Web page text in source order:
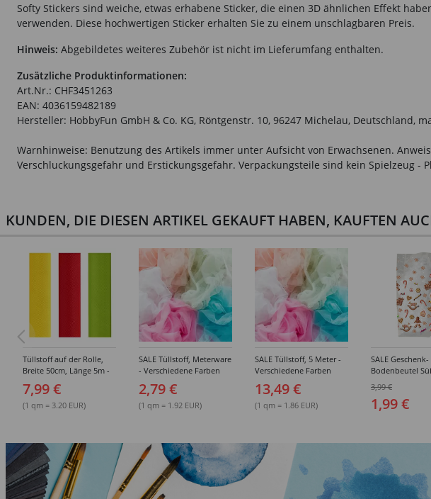
Softy Stickers sind weiche, etwas erhabene Sticker, die einen 3D ähnlichen Effekt
verwenden. Diese hochwertigen Sticker erhalten Sie zu einem unschlagbaren Preis.
Hinweis: Abgebildetes weiteres Zubehör ist nicht im Lieferumfang enthalten.
Zusätzliche Produktinformationen:
Art.Nr.: CHF3451263
EAN: 4036159482189
Hersteller: HobbyFun GmbH & Co. KG, Röntgenstr. 10, 96247 Michelau, Deutschland,
Warnhinweise: Benutzung des Artikels immer unter Aufsicht von Erwachsenen.
Verschluckungsgefahr und Erstickungsgefahr. Verpackungsteile sind kein Spielzeug -
KUNDEN, DIE DIESEN ARTIKEL GEKAUFT HABEN, KAUFTEN
Tüllstoff auf der Rolle,
Breite 50cm, Länge 5m -
7,99 €
(1 qm = 3.20 EUR)
SALE Tüllstoff, Meterware
- Verschiedene Farben
2,79 €
(1 qm = 1.92 EUR)
SALE Tüllstoff, 5 Meter -
Verschiedene Farben
13,49 €
(1 qm = 1.86 EUR)
SALE Geschenk-
Bodenbeutel
3,99 €
1,99 €